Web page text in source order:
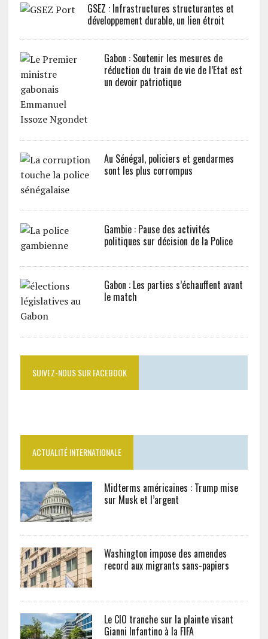
GSEZ : Infrastructures structurantes et
développement durable, un lien étroit
Gabon : Soutenir les mesures de
réduction du train de vie de l’Etat est
un devoir patriotique
Au Sénégal, policiers et gendarmes
sont les plus corrompus
Gambie : Pause des activités
politiques sur décision de la Police
Gabon : Les parties s’échauffent avant
le match
SUIVEZ-NOUS SUR FACEBOOK
ACTUALITÉ INTERNATIONALE
Midterms américaines : Trump mise
sur Musk et l’argent
Washington impose des amendes
record aux migrants sans-papiers
Le CIO tranche sur la plainte visant
Gianni Infantino à la FIFA